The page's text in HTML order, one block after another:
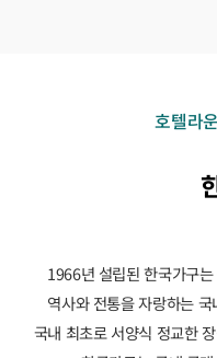
호텔라
1966년 설립된 한국가구
역사와 전통을 자랑하는
국내 최초로 서양식 정교한